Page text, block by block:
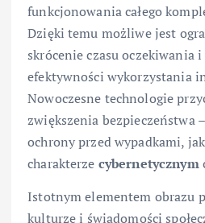
funkcjonowania całego
Dzięki temu możliwe jest
skrócenie czasu oczekiwania
efektywności wykorzystania
Nowoczesne technologie
zwiększenia bezpieczeństwa
ochrony przed wypadkami,
charakterze cybernetycznym
Istotnym elementem obrazu
kulturze i świadomości